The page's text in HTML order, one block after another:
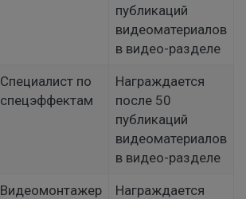
публикаций
видеоматериалов
в видео-разделе
Специалист по
спецэффектам
Награждается
после 50
публикаций
видеоматериалов
в видео-разделе
Видеомонтажер
Награждается